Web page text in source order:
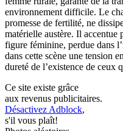
environnement difficile. Le
promesse de fertilité, ne
matérielle austère. Il accentue
figure féminine, perdue dans
dans cette scène une tension
dureté de l’existence de ceux
Ce site existe grâce
aux revenus publicitaires.
Désactivez Adblock,
s'il vous plaît!